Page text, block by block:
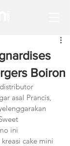
Boiron
asal Prancis,
ini
cake mini